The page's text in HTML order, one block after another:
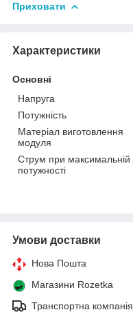
Приховати
Характеристики
Основні
Напруга
Потужність
Матеріал виготовлення
модуля
Струм при максимальній
потужності
Умови доставки
Нова Пошта
Магазини Rozetka
Транспортна компанія